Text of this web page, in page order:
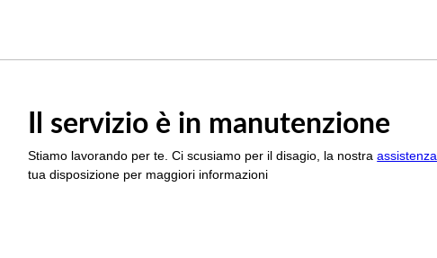
Il servizio è in manutenzione
Stiamo lavorando per te. Ci scusiamo per il disagio, la nostraassistenza
tua disposizione per maggiori informazioni